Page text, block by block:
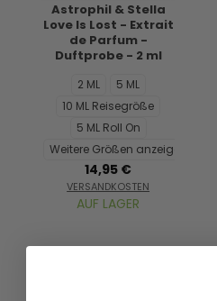
Astrophil & Stella
Love Is Lost - Extrait
de Parfum -
Duftprobe - 2 ml
2 ML
5 ML
10 ML Reisegröße
5 ML Roll On
Weitere Größen anzeigen...
14,95 €
VERSANDKOSTEN
AUF LAGER